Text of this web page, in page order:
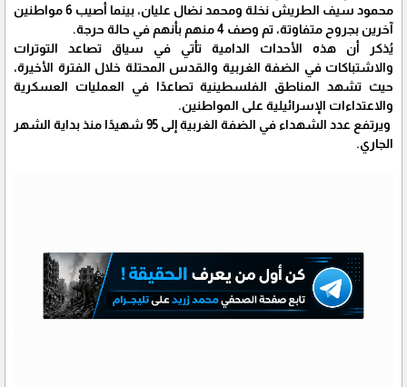
محمود سيف الطريش نخلة ومحمد نضال عليان، بينما أصيب 6 مواطنين
آخرين بجروح متفاوتة، تم وصف 4 منهم بأنهم في حالة حرجة.
يُذكر أن هذه الأحداث الدامية تأتي في سياق تصاعد التوترات
والاشتباكات في الضفة الغربية والقدس المحتلة خلال الفترة الأخيرة،
حيث تشهد المناطق الفلسطينية تصاعدًا في العمليات العسكرية
والاعتداءات الإسرائيلية على المواطنين.
ويرتفع عدد الشهداء في الضفة الغربية إلى 95 شهيدًا منذ بداية الشهر
الجاري.